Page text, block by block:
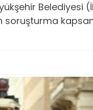
Belediyesi